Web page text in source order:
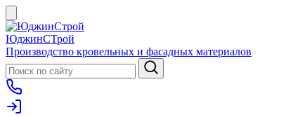
ЮджинСТрой
Производство кровельных и фасадных материалов